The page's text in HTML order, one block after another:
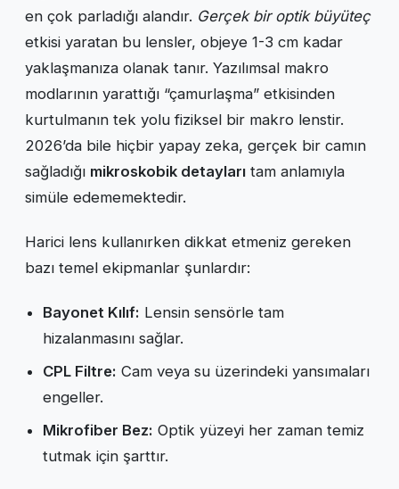
en çok parladığı alandır. Gerçek bir optik büyüteç
etkisi yaratan bu lensler, objeye 1-3 cm kadar
yaklaşmanıza olanak tanır. Yazılımsal makro
modlarının yarattığı “çamurlaşma” etkisinden
kurtulmanın tek yolu fiziksel bir makro lenstir.
2026’da bile hiçbir yapay zeka, gerçek bir camın
sağladığı mikroskobik detayları tam anlamıyla
simüle edememektedir.
Harici lens kullanırken dikkat etmeniz gereken
bazı temel ekipmanlar şunlardır:
Bayonet Kılıf: Lensin sensörle tam
hizalanmasını sağlar.
CPL Filtre: Cam veya su üzerindeki yansımaları
engeller.
Mikrofiber Bez: Optik yüzeyi her zaman temiz
tutmak için şarttır.